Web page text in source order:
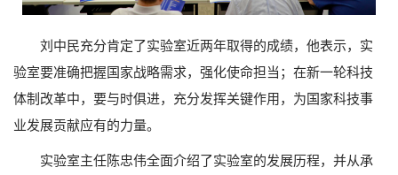
刘中民充分肯定了实验室近两年取得的成绩，他表示，实
验室要准确把握国家战略需求，强化使命担当；在新一轮科技
体制改革中，要与时俱进，充分发挥关键作用，为国家科技事
业发展贡献应有的力量。
实验室主任陈忠伟全面介绍了实验室的发展历程，并从承